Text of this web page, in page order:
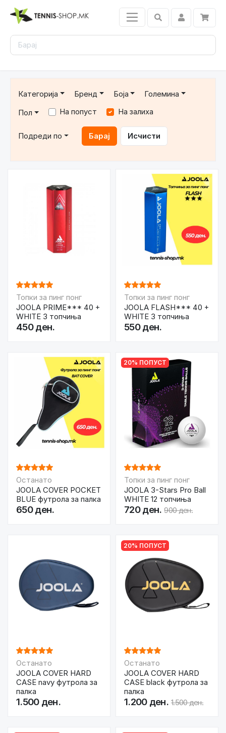
Категорија Бренд Боја
Големина
Пол
На попуст На залиха
Подреди по Барај Исчисти
Топки за пинг понг
JOOLA PRIME*** 40 +
WHITE 3 топчиња
450 ден.
Топки за пинг понг
JOOLA FLASH*** 40 +
WHITE 3 топчиња
550 ден.
Останато
JOOLA COVER POCKET
BLUE футрола за палка
650 ден.
20% ПОПУСТ
Топки за пинг понг
JOOLA 3-Stars Pro Ball
WHITE 12 топчиња
720 ден. 900 ден.
Останато
JOOLA COVER HARD
CASE navy футрола за
палка
1.500 ден.
20% ПОПУСТ
Останато
JOOLA COVER HARD
CASE black футрола за
палка
1.200 ден. 1.500 ден.